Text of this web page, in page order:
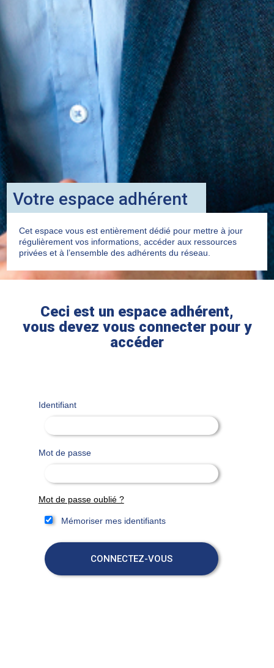
Votre espace adhérent
Cet espace vous est entièrement dédié pour mettre à jour
régulièrement vos informations, accéder aux ressources
privées et à l’ensemble des adhérents du réseau.
Ceci est un espace adhérent,
vous devez vous connecter pour y
accéder
Identifiant
Mot de passe
Mot de passe oublié ?
Mémoriser mes identifiants